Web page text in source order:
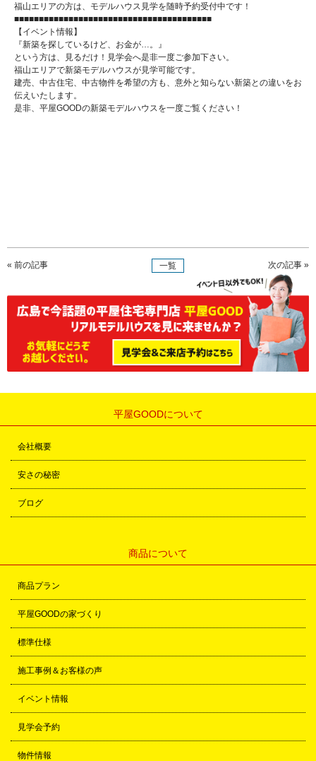
福山エリアの方は、モデルハウス見学を随時予約受付中です！
■■■■■■■■■■■■■■■■■■■■■■■■■■■■■■■■■■■■■■■■
【イベント情報】
『新築を探しているけど、お金が…。』
という方は、見るだけ！見学会へ是非一度ご参加下さい。
福山エリアで新築モデルハウスが見学可能です。
建売、中古住宅、中古物件を希望の方も、意外と知らない新築との違いをお
伝えいたします。
是非、平屋GOODの新築モデルハウスを一度ご覧ください！
« 前の記事 一覧 次の記事 »
平屋GOODについて
会社概要
安さの秘密
ブログ
商品について
商品プラン
平屋GOODの家づくり
標準仕様
施工事例＆お客様の声
イベント情報
見学会予約
物件情報